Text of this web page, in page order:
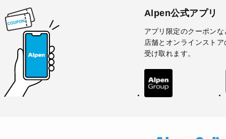
Alpen公式アプリ
アプリ限定のクーポンな
店舗とオンラインスト
受け取れます。